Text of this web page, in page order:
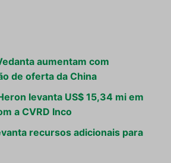
aumentam com
de oferta da China
levanta US$ 15,34 mi em
a CVRD Inco
recursos adicionais para